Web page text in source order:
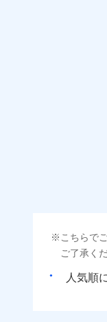
こちらで
ご了承く
人気順